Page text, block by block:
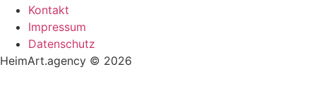
Kontakt
Impressum
Datenschutz
HeimArt.agency © 2026